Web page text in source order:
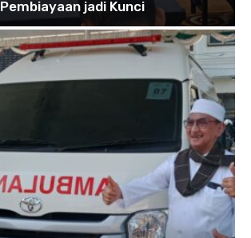
Pembiayaan jadi Kunci